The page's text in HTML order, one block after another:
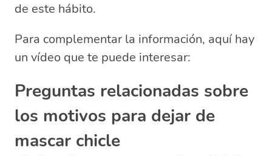
de este hábito.
Para complementar la información, aquí hay
un vídeo que te puede interesar:
Preguntas relacionadas sobre
los motivos para dejar de
mascar chicle